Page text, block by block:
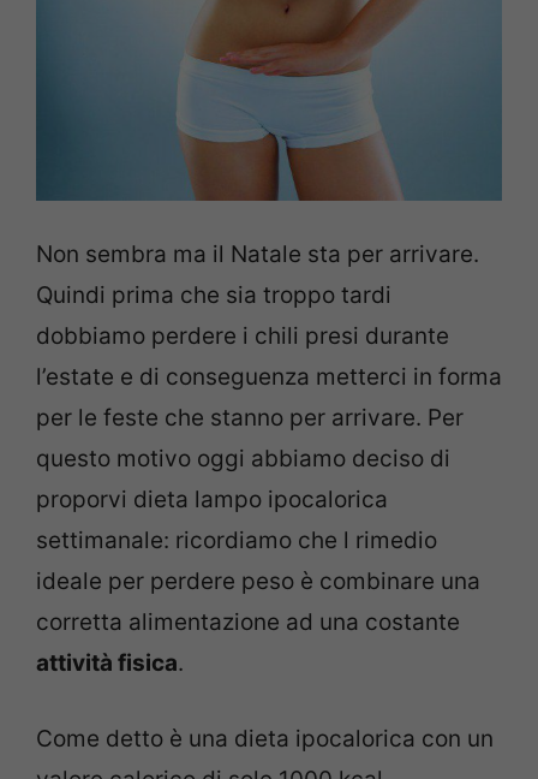
Non sembra ma il Natale sta per arrivare.
Quindi prima che sia troppo tardi
dobbiamo perdere i chili presi durante
l’estate e di conseguenza metterci in forma
per le feste che stanno per arrivare. Per
questo motivo oggi abbiamo deciso di
proporvi dieta lampo ipocalorica
settimanale: ricordiamo che l rimedio
ideale per perdere peso è combinare una
corretta alimentazione ad una costante
attività fisica.
Come detto è una dieta ipocalorica con un